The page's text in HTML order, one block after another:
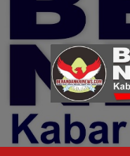
content